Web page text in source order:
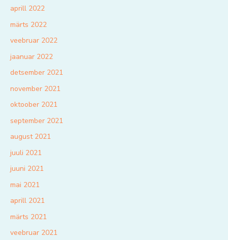
aprill 2022
märts 2022
veebruar 2022
jaanuar 2022
detsember 2021
november 2021
oktoober 2021
september 2021
august 2021
juuli 2021
juuni 2021
mai 2021
aprill 2021
märts 2021
veebruar 2021